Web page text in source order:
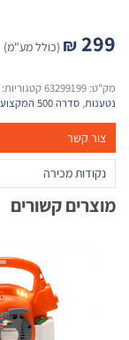
₪ 299 (כולל מע"מ)
מק"ט: 63299199קטגוריות:
נטענות, סדרה 500 המקצועית
צור קשר
נקודות מכירה
מוצרים קשורים